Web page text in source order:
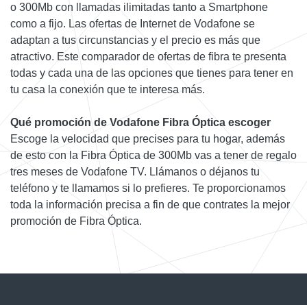
o 300Mb con llamadas ilimitadas tanto a Smartphone
como a fijo. Las ofertas de Internet de Vodafone se
adaptan a tus circunstancias y el precio es más que
atractivo. Este comparador de ofertas de fibra te presenta
todas y cada una de las opciones que tienes para tener en
tu casa la conexión que te interesa más.
Qué promoción de Vodafone Fibra Óptica escoger
Escoge la velocidad que precises para tu hogar, además
de esto con la Fibra Óptica de 300Mb vas a tener de regalo
tres meses de Vodafone TV. Llámanos o déjanos tu
teléfono y te llamamos si lo prefieres. Te proporcionamos
toda la información precisa a fin de que contrates la mejor
promoción de Fibra Óptica.